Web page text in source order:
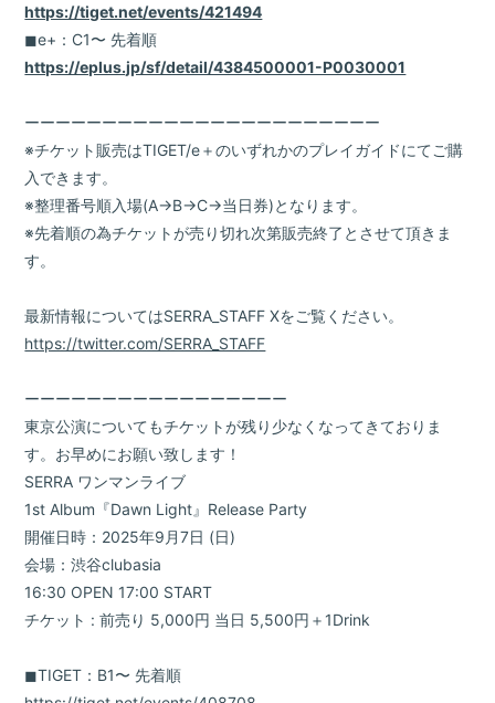
https://tiget.net/events/421494
◼︎e+：C1〜 先着順
https://eplus.jp/sf/detail/4384500001-P0030001
ーーーーーーーーーーーーーーーーーーーーーーー
※チケット販売はTIGET/e＋のいずれかのプレイガイドにてご購
入できます。
※整理番号順入場(A→B→C→当日券)となります。
※先着順の為チケットが売り切れ次第販売終了とさせて頂きま
す。
最新情報についてはSERRA_STAFF Xをご覧ください。
https://twitter.com/SERRA_STAFF
ーーーーーーーーーーーーーーーーー
東京公演についてもチケットが残り少なくなってきておりま
す。お早めにお願い致します！
SERRA ワンマンライブ
1st Album『Dawn Light』Release Party
開催日時：2025年9月7日 (日)
会場：渋谷clubasia
16:30 OPEN 17:00 START
チケット : 前売り 5,000円 当日 5,500円＋1Drink
◼︎TIGET：B1〜 先着順